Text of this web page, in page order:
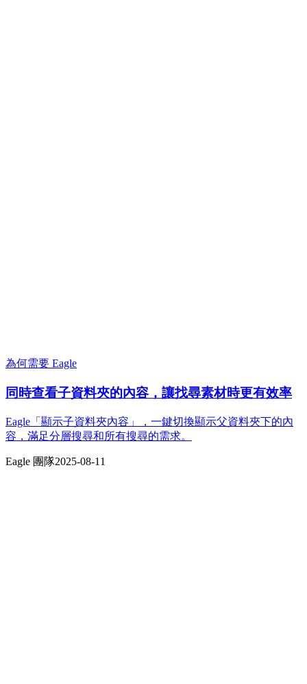
為何需要 Eagle
同時查看子資料夾的內容，讓找尋素材時更有效率
Eagle「顯示子資料夾內容」，一鍵切換顯示父資料夾下的內
容，滿足分層搜尋和所有搜尋的需求。
Eagle 團隊2025-08-11